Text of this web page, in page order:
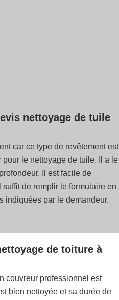
nettoyage de tuile
car ce type de revêtement est
le nettoyage de tuile. Il a le
Il est facile de
de remplir le formulaire en
indiquées par le demandeur.
de toiture à
couvreur professionnel est
bien nettoyée et sa durée de